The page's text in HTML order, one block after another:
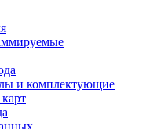
и комплектующие